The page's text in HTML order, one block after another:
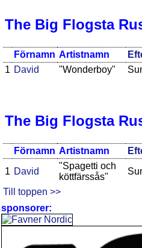
The Big Flogsta
Förnamn Artistnamn
1 David "Wonderboy"
The Big Flogsta
Förnamn Artistnamn
1 David
"Spagetti och
köttfärssås"
Till toppen >>
sponsorer: